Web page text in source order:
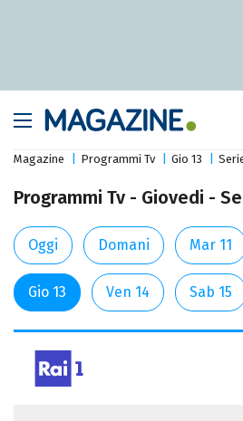
Magazine Programmi Tv Gio 13
Programmi Tv - Giovedi -
Oggi Domani Mar 11
Gio 13 Ven 14 Sab 15